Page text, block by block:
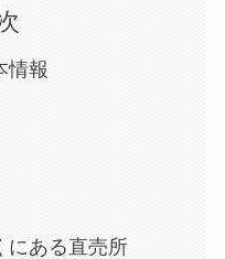
情報
にある直売所